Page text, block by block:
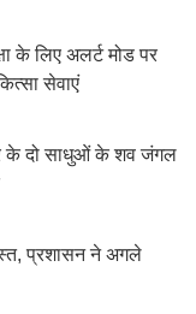
के लिए अलर्ट मोड पर
सेवाएं
के दो साधुओं के शव जंगल
प्रशासन ने अगले